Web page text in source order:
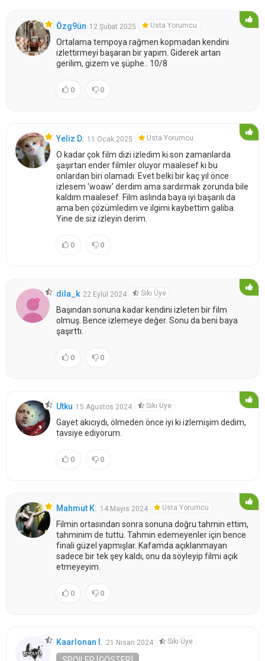
Özg9ün 12 Şubat 2025 Usta Yorumcu
Ortalama tempoya rağmen kopmadan kendini
izlettirmeyi başaran bir yapım. Giderek artan
gerilim, gizem ve şüphe.. 10/8
0 0
Yeliz D. 11 Ocak 2025 Usta Yorumcu
O kadar çok film dizi izledim ki son zamanlarda
şaşırtan ender filmler oluyor maalesef ki bu
onlardan biri olamadı. Evet belki bir kaç yıl önce
izlesem 'woaw' derdim ama sardırmak zorunda bile
kaldım maalesef. Film aslında baya iyi başarılı da
ama ben çözümledim ve ilgimi kaybettim galiba.
Yine de siz izleyin derim.
0 0
dila_k 22 Eylül 2024 Sıkı Üye
Başından sonuna kadar kendini izleten bir film
olmuş. Bence izlemeye değer. Sonu da beni baya
şaşırttı.
0 0
Utku 15 Ağustos 2024 Sıkı Üye
Gayet akıcıydı, ölmeden önce iyi ki izlemişim dedim,
tavsiye ediyorum.
0 0
Mahmut K. 14 Mayıs 2024 Usta Yorumcu
Filmin ortasından sonra sonuna doğru tahmin ettim,
tahminim de tuttu. Tahmin edemeyenler için bence
finali güzel yapmışlar. Kafamda açıklanmayan
sadece bir tek şey kaldı, onu da söyleyip filmi açık
etmeyeyim.
0 0
Kaarlonan I. 21 Nisan 2024 Sıkı Üye